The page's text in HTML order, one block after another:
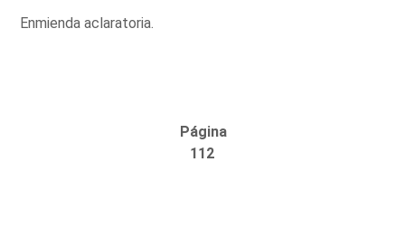
Enmienda aclaratoria.
Página
112